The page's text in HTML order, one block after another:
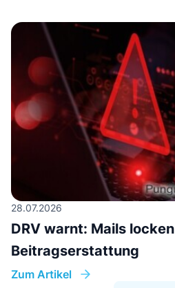
28.07.2026
DRV warnt: Mails
Beitragserstattung
Zum Artikel